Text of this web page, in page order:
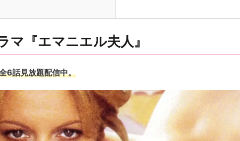
マ『エマニエル夫人』
6話見放題配信中。